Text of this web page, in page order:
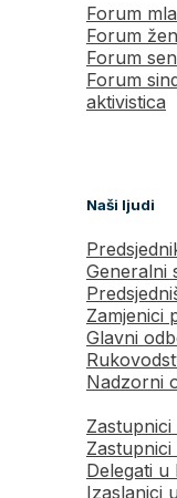
Forum
Forum
Forum
Forum
aktivistica
Naši ljudi
Generalni
Zamjenici
Glavni
Nadzorni
Zastupnici
Zastupnici
Delegati u
Izaslanici